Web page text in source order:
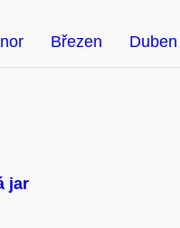
Březen Duben
jar